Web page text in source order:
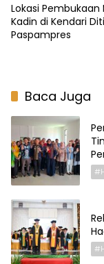
Lokasi Pembukaan
Kadin di Kendari
Paspampres
Baca Juga